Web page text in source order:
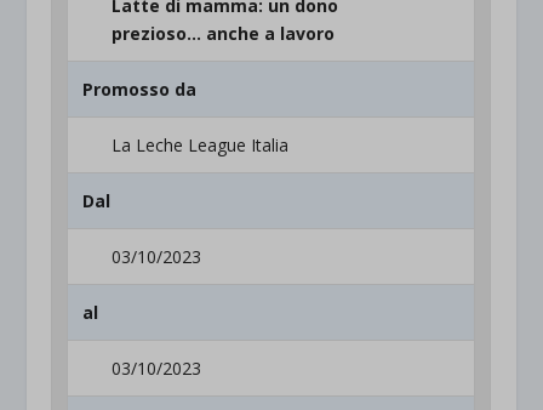
Latte di mamma: un dono
prezioso… anche a lavoro
Promosso da
La Leche League Italia
Dal
03/10/2023
al
03/10/2023